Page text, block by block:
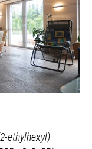
ethylhexyl)